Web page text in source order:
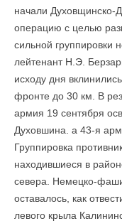
начали Духовщинско-
операцию с целью
сильной группировки
лейтенант Н.Э.
исходу дня
фронте до 30 км. В
армия 19 сентября
Духовшина. а 43-я
Группировка
находившиеся в
севера. Немецко-
оставалось, как
левого крыла